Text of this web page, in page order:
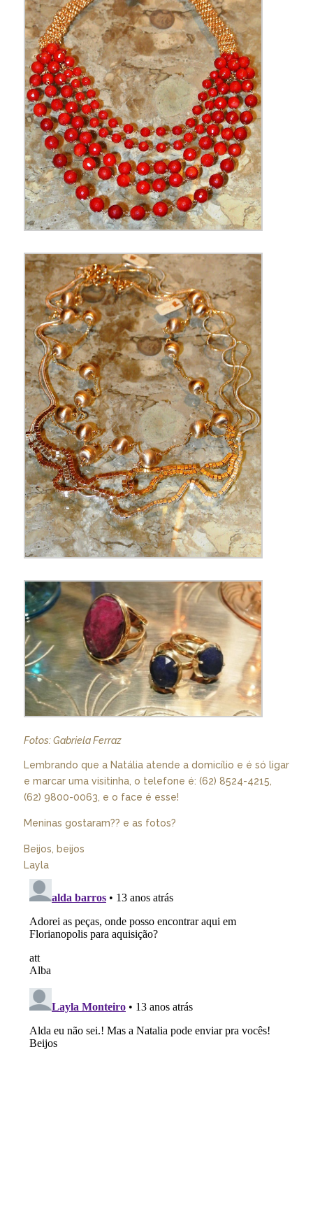
Fotos: Gabriela Ferraz
Lembrando que a Natália atende a domicílio e é só ligar
e marcar uma visitinha, o telefone é: (62) 8524-4215,
(62) 9800-0063, e o face é esse!
Meninas gostaram?? e as fotos?
Beijos, beijos
Layla